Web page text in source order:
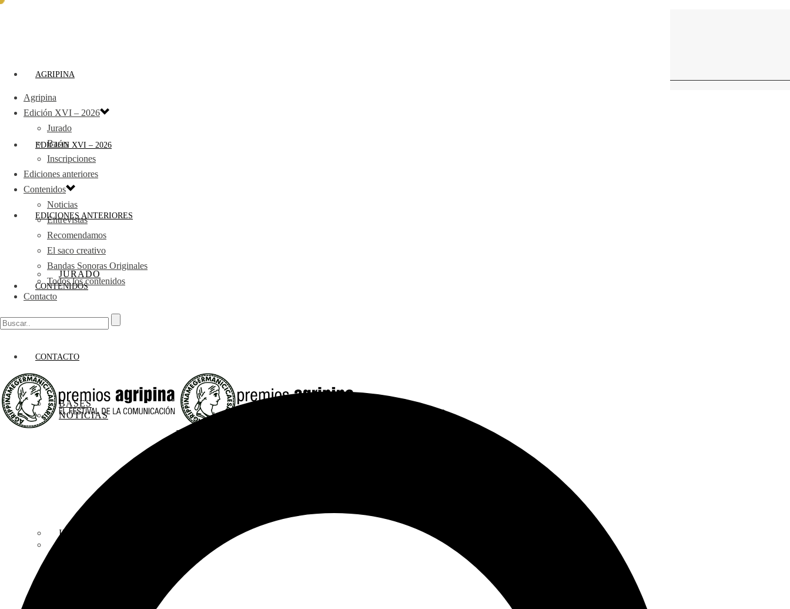
AGRIPINA
EDICIÓN XVI – 2026
JURADO
BASES
INSCRIPCIONES
EDICIONES ANTERIORES
CONTENIDOS
NOTICIAS
CONTACTO
Agripina
Edición XVI – 2026
Jurado
Bases
Inscripciones
Ediciones anteriores
Contenidos
Noticias
Entrevistas
Recomendamos
El saco creativo
Bandas Sonoras Originales
Todos los contenidos
Contacto